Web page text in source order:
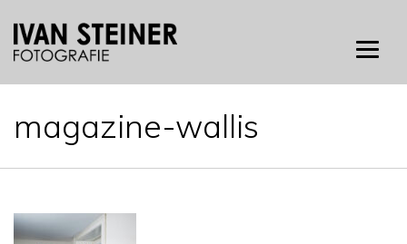
magazine-wallis